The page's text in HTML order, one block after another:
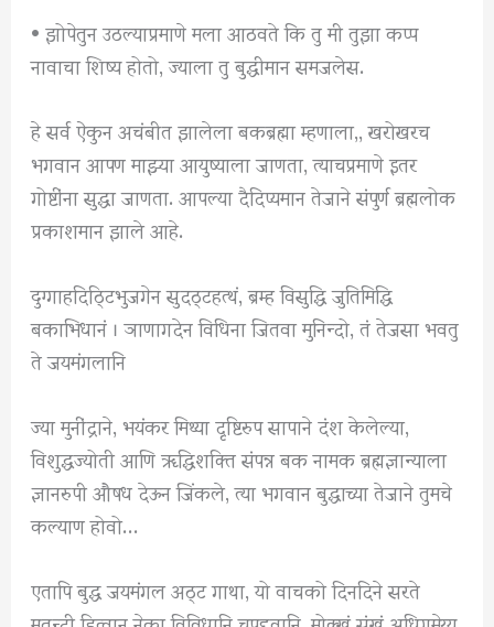
• झोपेतुन उठल्याप्रमाणे मला आठवते कि तु मी तुझा कप्प
नावाचा शिष्य होतो, ज्याला तु बुद्धीमान समजलेस.
हे सर्व ऐकुन अचंबीत झालेला बकब्रह्मा म्हणाला,, खरोखरच
भगवान आपण माझ्या आयुष्याला जाणता, त्याचप्रमाणे इतर
गोष्टींना सुद्धा जाणता. आपल्या दैदिप्यमान तेजाने संपुर्ण ब्रह्मलोक
प्रकाशमान झाले आहे.
दुग्गाहदिठ्टिभुजगेन सुदठ्टहत्थं, ब्रम्ह विसुद्धि जुतिमिद्धि
बकाभिधानं । ञाणागदेन विधिना जितवा मुनिन्दो, तं तेजसा भवतु
ते जयमंगलानि
ज्या मुनींद्राने, भयंकर मिथ्या दृष्टिरुप सापाने दंश केलेल्या,
विशुद्धज्योती आणि ॠद्धिशक्ति संपन्न बक नामक ब्रह्मज्ञान्याला
ज्ञानरुपी औषध देऊन जिंकले, त्या भगवान बुद्धाच्या तेजाने तुमचे
कल्याण होवो…
एतापि बुद्ध जयमंगल अठ्ट गाथा, यो वाचको दिनदिने सरते